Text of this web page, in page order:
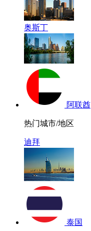
奥斯丁
阿联酋
热门城市/地区
迪拜
泰国